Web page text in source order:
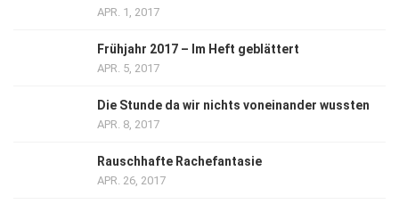
APR. 1, 2017
Frühjahr 2017 – Im Heft geblättert
APR. 5, 2017
Die Stunde da wir nichts voneinander wussten
APR. 8, 2017
Rauschhafte Rachefantasie
APR. 26, 2017